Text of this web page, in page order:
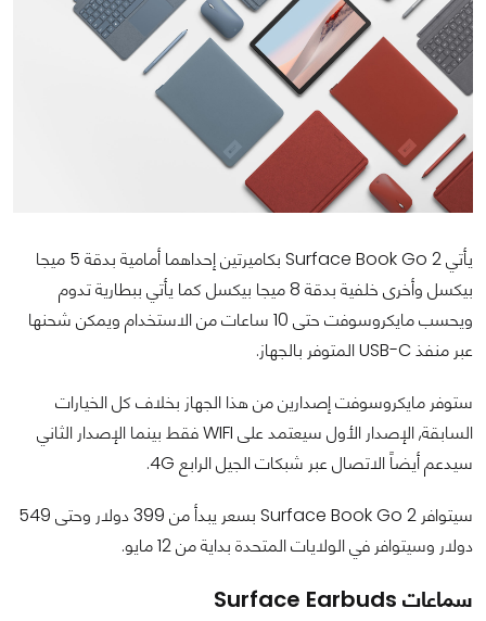
يأتي Surface Book Go 2 بكاميرتين إحداهما أمامية بدقة 5 ميجا
بيكسل وأخرى خلفية بدقة 8 ميجا بيكسل كما يأتي ببطارية تدوم
ويحسب مايكروسوفت حتى 10 ساعات من الاستخدام ويمكن شحنها
عبر منفذ USB-C المتوفر بالجهاز.
ستوفر مايكروسوفت إصدارين من هذا الجهاز بخلاف كل الخيارات
السابقة, الإصدار الأول سيعتمد على WIFI فقط بينما الإصدار الثاني
سيدعم أيضاً الاتصال عبر شبكات الجيل الرابع 4G.
سيتوافر Surface Book Go 2 بسعر يبدأ من 399 دولار وحتى 549
دولار وسيتوافر في الولايات المتحدة بداية من 12 مايو.
سماعات Surface Earbuds